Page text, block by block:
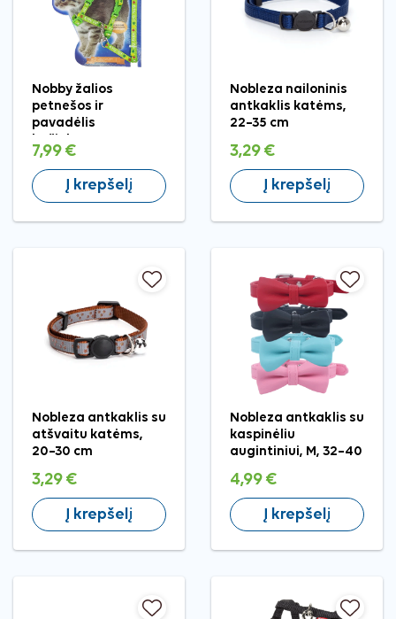
Nobby žalios
petnešos ir
pavadėlis
7,99 €
Į krepšelį
Nobleza nailoninis
antkaklis katėms,
22–35 cm
3,29 €
Į krepšelį
Nobleza antkaklis su
atšvaitu katėms,
20–30 cm
3,29 €
Į krepšelį
Nobleza antkaklis su
kaspinėliu
augintiniui, M, 32–40
4,99 €
Į krepšelį